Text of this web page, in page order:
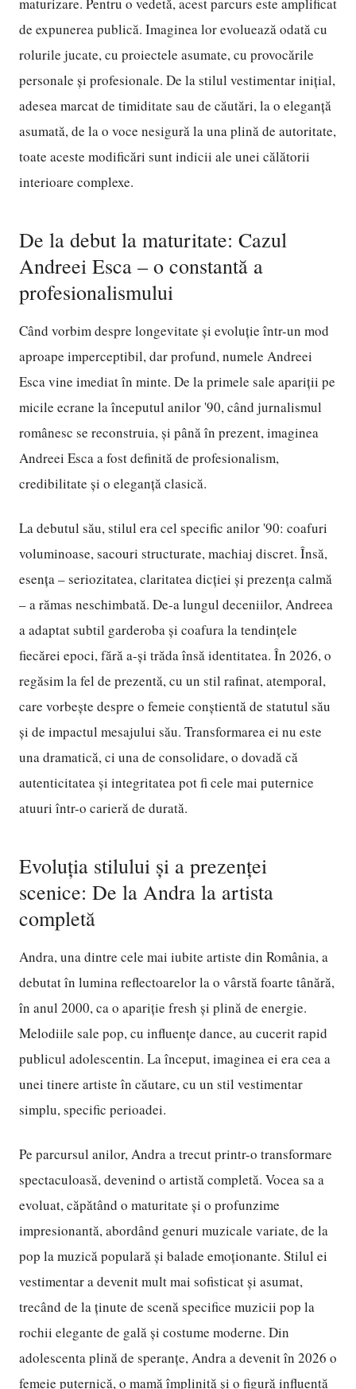
de expunerea publică. Imaginea lor evoluează odată cu
rolurile jucate, cu proiectele asumate, cu provocările
personale și profesionale. De la stilul vestimentar inițial,
adesea marcat de timiditate sau de căutări, la o eleganță
asumată, de la o voce nesigură la una plină de autoritate,
toate aceste modificări sunt indicii ale unei călătorii
interioare complexe.
De la debut la maturitate: Cazul
Andreei Esca – o constantă a
profesionalismului
Când vorbim despre longevitate și evoluție într-un mod
aproape imperceptibil, dar profund, numele Andreei
Esca vine imediat în minte. De la primele sale apariții pe
micile ecrane la începutul anilor '90, când jurnalismul
românesc se reconstruia, și până în prezent, imaginea
Andreei Esca a fost definită de profesionalism,
credibilitate și o eleganță clasică.
La debutul său, stilul era cel specific anilor '90: coafuri
voluminoase, sacouri structurate, machiaj discret. Însă,
esența – seriozitatea, claritatea dicției și prezența calmă
– a rămas neschimbată. De-a lungul deceniilor, Andreea
a adaptat subtil garderoba și coafura la tendințele
fiecărei epoci, fără a-și trăda însă identitatea. În 2026, o
regăsim la fel de prezentă, cu un stil rafinat, atemporal,
care vorbește despre o femeie conștientă de statutul său
și de impactul mesajului său. Transformarea ei nu este
una dramatică, ci una de consolidare, o dovadă că
autenticitatea și integritatea pot fi cele mai puternice
atuuri într-o carieră de durată.
Evoluția stilului și a prezenței
scenice: De la Andra la artista
completă
Andra, una dintre cele mai iubite artiste din România, a
debutat în lumina reflectoarelor la o vârstă foarte tânără,
în anul 2000, ca o apariție fresh și plină de energie.
Melodiile sale pop, cu influențe dance, au cucerit rapid
publicul adolescentin. La început, imaginea ei era cea a
unei tinere artiste în căutare, cu un stil vestimentar
simplu, specific perioadei.
Pe parcursul anilor, Andra a trecut printr-o transformare
spectaculoasă, devenind o artistă completă. Vocea sa a
evoluat, căpătând o maturitate și o profunzime
impresionantă, abordând genuri muzicale variate, de la
pop la muzică populară și balade emoționante. Stilul ei
vestimentar a devenit mult mai sofisticat și asumat,
trecând de la ținute de scenă specifice muzicii pop la
rochii elegante de gală și costume moderne. Din
adolescenta plină de speranțe, Andra a devenit în 2026 o
femeie puternică, o mamă împlinită și o figură influentă